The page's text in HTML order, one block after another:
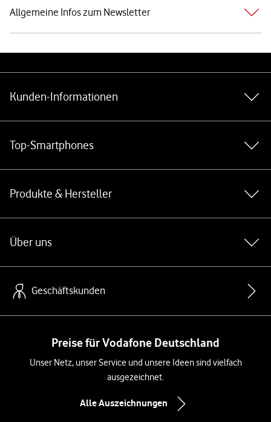
Allgemeine Infos zum Newsletter
Kunden-Informationen
Top-Smartphones
Produkte & Hersteller
Über uns
Geschäftskunden
Preise für Vodafone Deutschland
Unser Netz, unser Service und unsere Ideen sind vielfach
ausgezeichnet.
Alle Auszeichnungen